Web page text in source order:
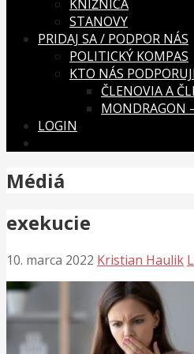
KNIŽNICA
STANOVY
PRIDAJ SA / PODPOR NÁS
POLITICKÝ KOMPAS
KTO NÁS
ČLENOVIA A
LOGIN
Médiá
exekucie
10. marca 2022 Kristian Haulik